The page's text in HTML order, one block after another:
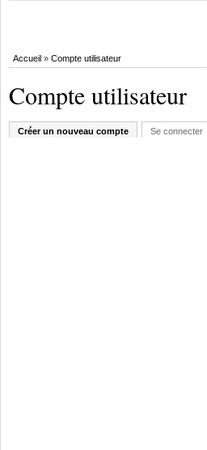
Accueil » Compte utilisateur
Compte utilisateur
Créer un nouveau compte Se connecter